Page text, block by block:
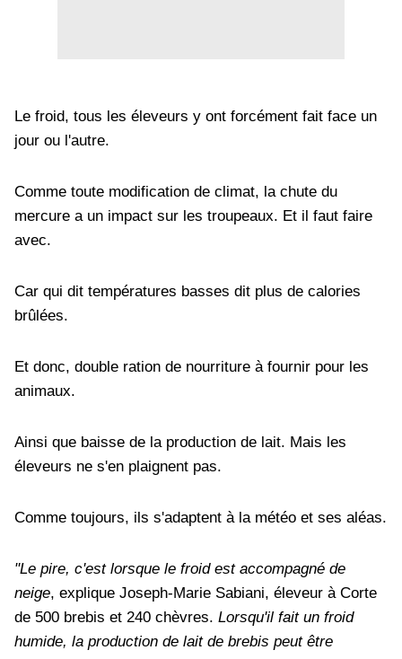
Le froid, tous les éleveurs y ont forcément fait face un
jour ou l'autre.
Comme toute modification de climat, la chute du
mercure a un impact sur les troupeaux. Et il faut faire
avec.
Car qui dit températures basses dit plus de calories
brûlées.
Et donc, double ration de nourriture à fournir pour les
animaux.
Ainsi que baisse de la production de lait. Mais les
éleveurs ne s'en plaignent pas.
Comme toujours, ils s'adaptent à la météo et ses aléas.
"Le pire, c'est lorsque le froid est accompagné de
neige, explique Joseph-Marie Sabiani, éleveur à Corte
de 500 brebis et 240 chèvres. Lorsqu'il fait un froid
humide, la production de lait de brebis peut être